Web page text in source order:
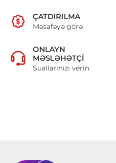
ÇATDIRILMA
Məsafəyə görə
ONLAYN
MƏSLƏHƏTÇI
Suallarınızı verin